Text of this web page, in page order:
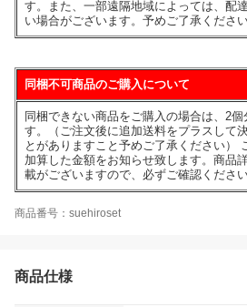
す。また、一部遠隔地域によっては、配
い場合がございます。予めご了承ください
同梱不可商品のご購入について
同梱できない商品をご購入の場合は、2
す。（ご注文後に追加送料をプラスして
とがありますこと予めご了承ください）
加算した金額をお知らせ致します。商品
載がございますので、必ずご確認ください
商品番号：suehiroset
商品仕様